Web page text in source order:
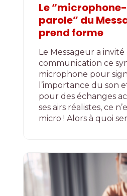
Le
parole” du
prend forme
Le Messageur a invité
communication ce
microphone pour
l’importance du son
pour des échanges
ses airs réalistes, ce
micro ! Alors à quoi